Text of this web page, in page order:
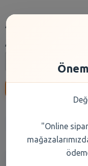
Arama
Arama:
Kuru Gıda
"Online